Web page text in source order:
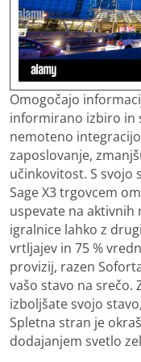
Omogočajo
informirano izbiro in
nemoteno
zaposlovanje,
učinkovitost. S
Sage X3 trgovcem
uspevate na aktivnih
igralnice lahko z
vrtljajev in 75 %
provizij, razen
vašo stavo na srečo.
izboljšate svojo
Spletna stran je
dodajanjem svetlo